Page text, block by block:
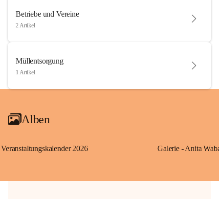
Betriebe und Vereine
2 Artikel
Müllentsorgung
1 Artikel
Alben
Veranstaltungskalender 2026 Galerie - Anita